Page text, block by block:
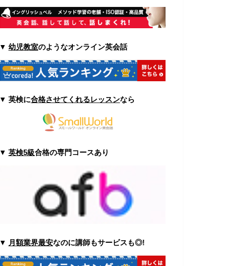
▼ 幼児教室のようなオンライン英会話
▼ 英検に合格させてくれるレッスンなら
▼ 英検5級合格の専門コースあり
▼ 月額業界最安なのに講師もサービスも◎!